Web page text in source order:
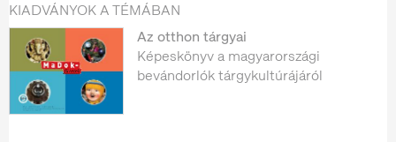
KIADVÁNYOK A TÉMÁBAN
Az otthon tárgyai
Képeskönyv a magyarországi
bevándorlók tárgykultúrájáról